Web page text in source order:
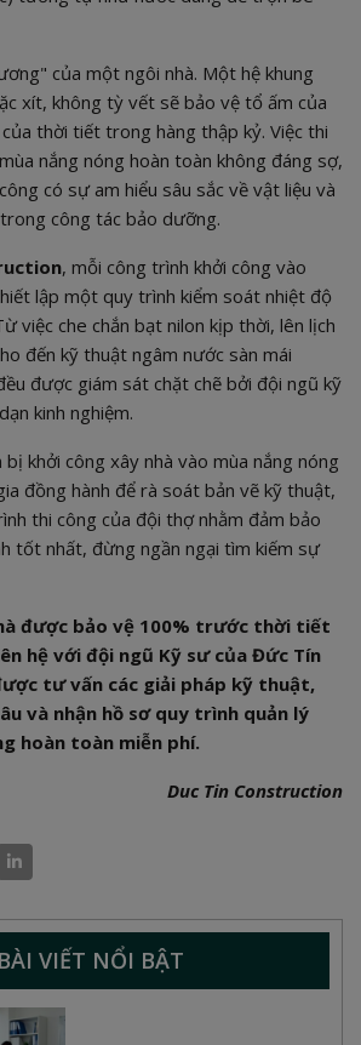
của một ngôi nhà. Một hệ khung
xít, không tỳ vết sẽ bảo vệ tổ ấm của
thời tiết trong hàng thập kỷ. Việc thi
nắng nóng hoàn toàn không đáng sợ,
có sự am hiểu sâu sắc về vật liệu và
công tác bảo dưỡng.
, mỗi công trình khởi công vào
lập một quy trình kiểm soát nhiệt độ
việc che chắn bạt nilon kịp thời, lên lịch
đến kỹ thuật ngâm nước sàn mái
được giám sát chặt chẽ bởi đội ngũ kỹ
kinh nghiệm.
bị khởi công xây nhà vào mùa nắng nóng
đồng hành để rà soát bản vẽ kỹ thuật,
thi công của đội thợ nhằm đảm bảo
tốt nhất, đừng ngần ngại tìm kiếm sự
được bảo vệ 100% trước thời tiết
hệ với đội ngũ Kỹ sư của Đức Tín
tư vấn các giải pháp kỹ thuật,
và nhận hồ sơ quy trình quản lý
hoàn toàn miễn phí.
Duc Tin Construction
BÀI VIẾT NỔI BẬT